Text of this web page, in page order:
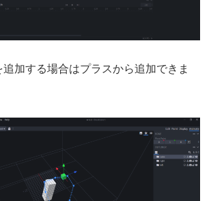
加する場合はプラスから追加できま